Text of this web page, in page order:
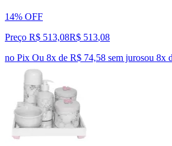
14% OFF
Preço R$ 513,08R$ 513,08
no Pix Ou 8x de R$ 74,58 sem jurosou 8x